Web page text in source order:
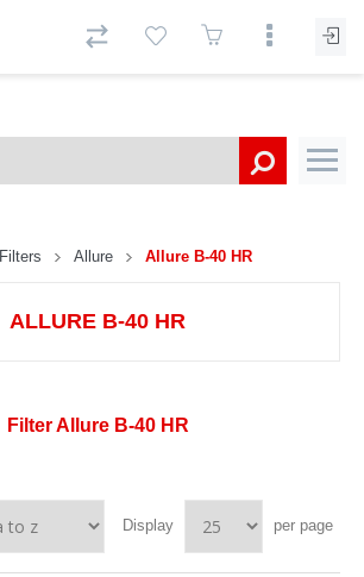
Filters Allure Allure B-40 HR
ALLURE B-40 HR
Filter Allure B-40 HR
Display per page